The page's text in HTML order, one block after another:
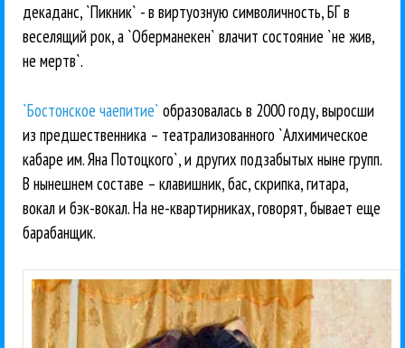
декаданс, `Пикник` - в виртуозную символичность, БГ в
веселящий рок, а `Оберманекен` влачит состояние `не жив,
не мертв`.
`Бостонское чаепитие` образовалась в 2000 году, выросши
из предшественника – театрализованного `Алхимическое
кабаре им. Яна Потоцкого`, и других подзабытых ныне групп.
В нынешнем составе – клавишник, бас, скрипка, гитара,
вокал и бэк-вокал. На не-квартирниках, говорят, бывает еще
барабанщик.